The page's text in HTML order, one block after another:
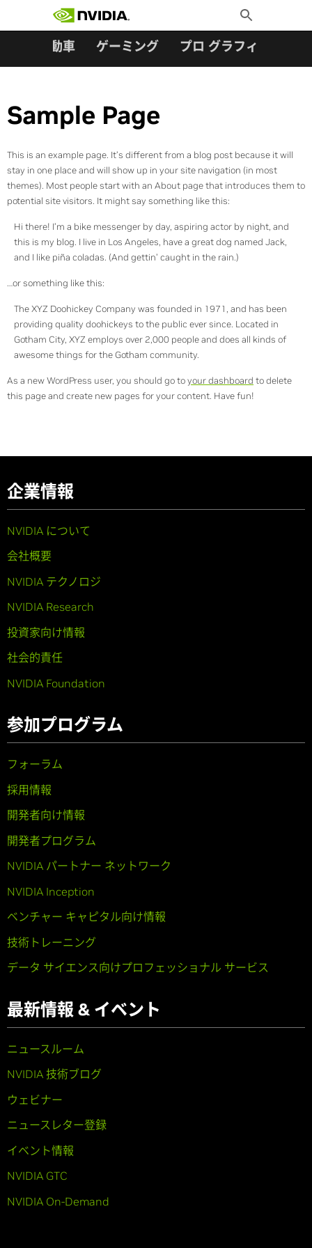
Toggle
Search
自動車 ゲーミング プロ グラフィックス
Sample Page
This is an example page. It’s different from a blog post because it will
stay in one place and will show up in your site navigation (in most
themes). Most people start with an About page that introduces them to
potential site visitors. It might say something like this:
Hi there! I’m a bike messenger by day, aspiring actor by night, and
this is my blog. I live in Los Angeles, have a great dog named Jack,
and I like piña coladas. (And gettin’ caught in the rain.)
…or something like this:
The XYZ Doohickey Company was founded in 1971, and has been
providing quality doohickeys to the public ever since. Located in
Gotham City, XYZ employs over 2,000 people and does all kinds of
awesome things for the Gotham community.
As a new WordPress user, you should go toyour dashboard to delete
this page and create new pages for your content. Have fun!
企業情報
NVIDIA について
会社概要
NVIDIA テクノロジ
NVIDIA Research
投資家向け情報
社会的責任
NVIDIA Foundation
参加プログラム
フォーラム
採用情報
開発者向け情報
開発者プログラム
NVIDIA パートナー ネットワーク
NVIDIA Inception
ベンチャー キャピタル向け情報
技術トレーニング
データ サイエンス向けプロフェッショナル サービス
最新情報 & イベント
ニュースルーム
NVIDIA 技術ブログ
ウェビナー
ニュースレター登録
イベント情報
NVIDIA GTC
NVIDIA On-Demand